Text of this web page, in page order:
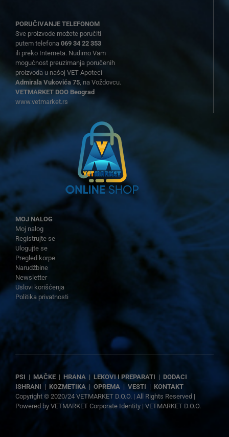
PORUČIVANJE TELEFONOM
Sve proizvode možete poručiti
putem telefona 069 34 22 353
ili preko Interneta. Nudimo Vam
mogućnost preuzimanja poručenih
proizvoda u našoj VET Apoteci
Admirala Vukovića 75, na Voždovcu.
VETMARKET DOO Beograd
www.vetmarket.rs
MOJ NALOG
Moj nalog
Registrujte se
Ulogujte se
Pregled korpe
Narudžbine
Newsletter
Uslovi korišćenja
Politika privatnosti
PSI | MAČKE| HRANA| LEKOVI I PREPARATI | DODACI
ISHRANI | KOZMETIKA| OPREMA| VESTI | KONTAKT
Copyright © 2020/24 VETMARKET D.O.O. | All Rights Reserved |
Powered by VETMARKET Corporate Identity| VETMARKET D.O.O.